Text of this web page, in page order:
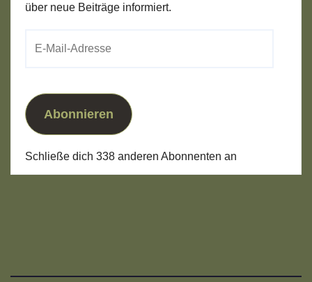
über neue Beiträge informiert.
Abonnieren
Schließe dich 338 anderen Abonnenten an